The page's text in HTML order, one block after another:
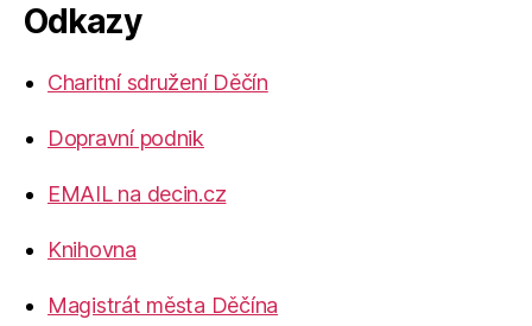
Odkazy
Charitní sdružení Děčín
Dopravní podnik
EMAIL na decin.cz
Knihovna
Magistrát města Děčína